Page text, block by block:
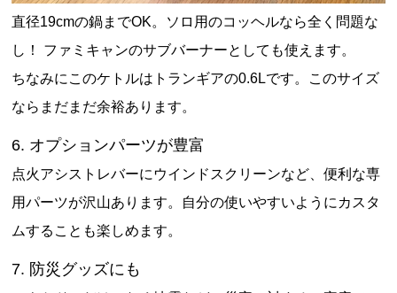
直径19cmの鍋までOK。ソロ用のコッヘルなら全く問題な
し！ ファミキャンのサブバーナーとしても使えます。
ちなみにこのケトルはトランギアの0.6Lです。このサイズ
ならまだまだ余裕あります。
6. オプションパーツが豊富
点火アシストレバーにウインドスクリーンなど、便利な専
用パーツが沢山あります。自分の使いやすいようにカスタ
ムすることも楽しめます。
7. 防災グッズにも